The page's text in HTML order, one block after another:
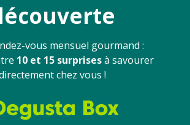
vous mensuel gourmand :
10 et 15 surprisesà savourer
chez vous !